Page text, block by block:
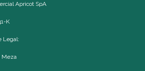
Apricot SpA
K
Legal:
Meza